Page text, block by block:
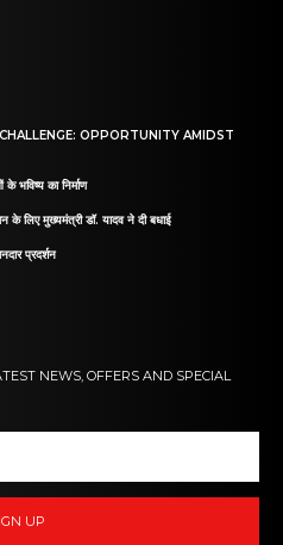
OPPORTUNITY AMIDST
भविष्य का निर्माण
के लिए मुख्यमंत्री डॉ. यादव ने दी बधाई
प्रदर्शन
NEWS, OFFERS AND SPECIAL
UP